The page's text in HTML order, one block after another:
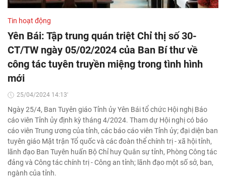
Tin hoạt động
Yên Bái: Tập trung quán triệt Chỉ thị số 30-
CT/TW ngày 05/02/2024 của Ban Bí thư về
công tác tuyên truyền miệng trong tình hình
mới
25/04/2024 14:13'
Ngày 25/4, Ban Tuyên giáo Tỉnh ủy Yên Bái tổ chức Hội nghị Báo
cáo viên Tỉnh ủy định kỳ tháng 4/2024. Tham dự Hội nghị có báo
cáo viên Trung ương của tỉnh, các báo cáo viên Tỉnh ủy; đại diện ban
tuyên giáo Mặt trận Tổ quốc và các đoàn thể chính trị - xã hội tỉnh,
lãnh đạo Ban Tuyên huấn Bộ Chỉ huy Quân sự tỉnh, Phòng Công tác
đảng và Công tác chính trị - Công an tỉnh; lãnh đạo một số sở, ban,
ngành của tỉnh.